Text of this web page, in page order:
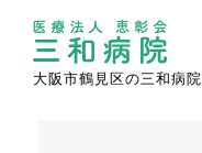
大阪市鶴見区の三和病院